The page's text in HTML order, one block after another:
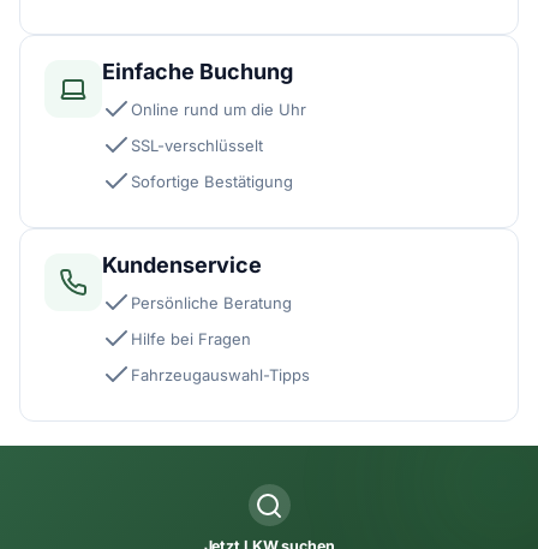
Einfache Buchung
Online rund um die Uhr
SSL-verschlüsselt
Sofortige Bestätigung
Kundenservice
Persönliche Beratung
Hilfe bei Fragen
Fahrzeugauswahl-Tipps